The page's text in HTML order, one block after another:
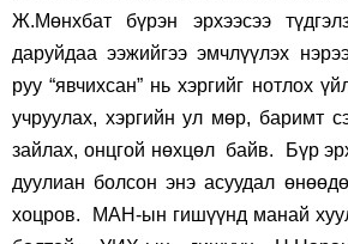
Ж.Мөнхбат бүрэн эрхээсээ
даруйдаа ээжийгээ эмчлүүлэх
руу “явчихсан” нь хэргийг нотлох
учруулах, хэргийн ул мөр, баримт
зайлах, онцгой нөхцөл байв. Бүр
дуулиан болсон энэ асуудал
хоцров. МАН-ын гишүүнд манай